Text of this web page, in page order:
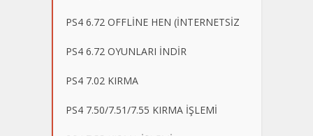
PS4 6.72 OFFLİNE HEN (İNTERNETSİZ
PS4 6.72 OYUNLARI İNDİR
PS4 7.02 KIRMA
PS4 7.50/7.51/7.55 KIRMA İŞLEMİ